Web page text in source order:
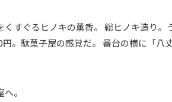
くすぐるヒノキの薫香。 総ヒノキ造り
。駄菓子屋の感覚だ。 番台の横に「
。